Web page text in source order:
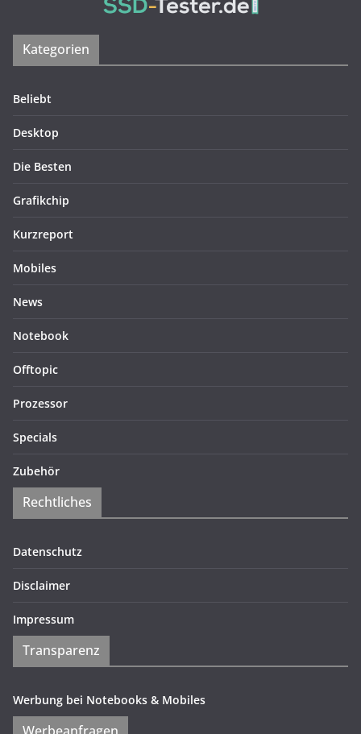
Kategorien
Beliebt
Desktop
Die Besten
Grafikchip
Kurzreport
Mobiles
News
Notebook
Offtopic
Prozessor
Specials
Zubehör
Rechtliches
Datenschutz
Disclaimer
Impressum
Transparenz
Werbung bei Notebooks & Mobiles